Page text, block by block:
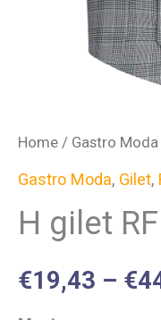
Home / Gastro Moda
Gastro Moda, Gilet,
H gilet
€19,43 – €